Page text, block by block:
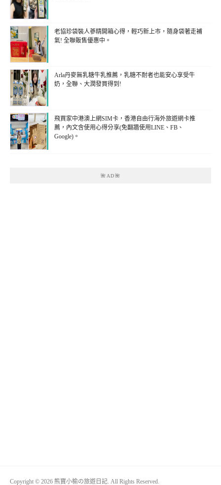
老協珍袋裝人蔘精開箱心得，輕巧新上市，隨身袋著走補
氣! 全聯販售優惠中。
Arla丹麥無乳糖牛乳推薦，乳糖不耐者也能安心享受牛
奶，全聯、大潤發買得到!
飛買家中港澳上網SIM卡，香港自由行海外旅遊網卡推
薦，內文含使用心得分享(免翻牆使用LINE、FB、
Google)。
🌺AD🌺
Copyright © 2026 熊寶小榆の旅遊日記. All Rights Reserved.